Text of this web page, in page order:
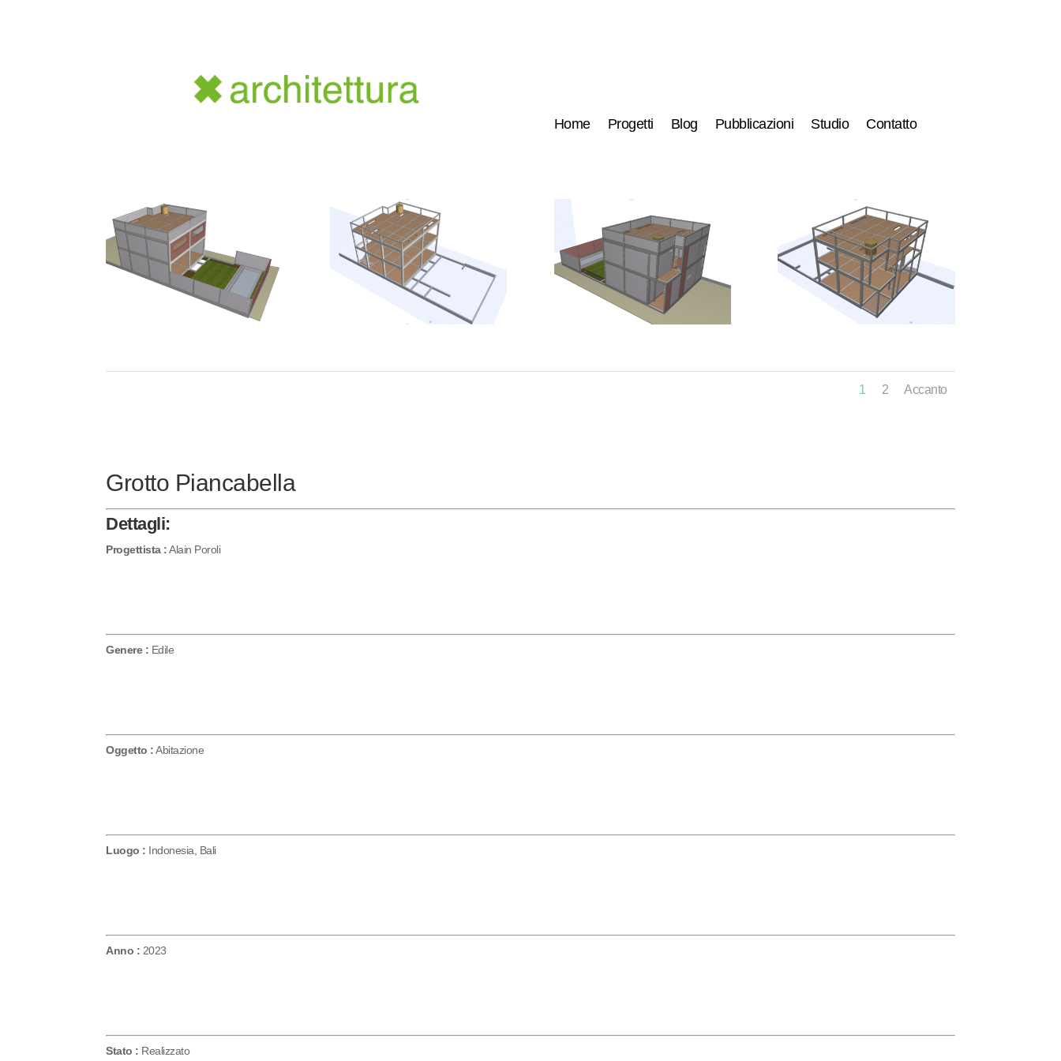
Home Progetti Blog Pubblicazioni Studio Contatto
1 2 Accanto
Grotto Piancabella
Dettagli:
Progettista :Alain Poroli
Genere : Edile
Oggetto :Abitazione
Luogo : Indonesia, Bali
Anno : 2023
Stato : Realizzato